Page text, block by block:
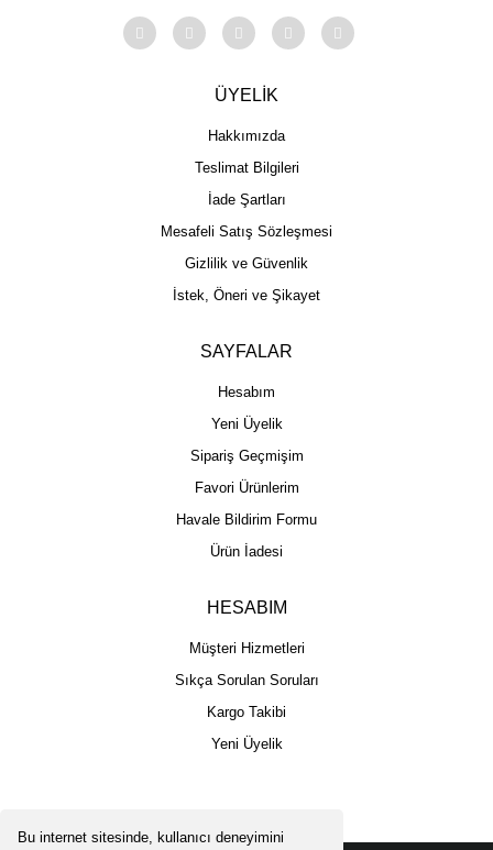
Bu internet sitesinde, kullanıcı deneyimini
ÜYELİK
Hakkımızda
Teslimat Bilgileri
İade Şartları
Mesafeli Satış Sözleşmesi
Gizlilik ve Güvenlik
İstek, Öneri ve Şikayet
SAYFALAR
Hesabım
Yeni Üyelik
Sipariş Geçmişim
Favori Ürünlerim
Havale Bildirim Formu
Ürün İadesi
HESABIM
Müşteri Hizmetleri
Sıkça Sorulan Soruları
Kargo Takibi
Yeni Üyelik